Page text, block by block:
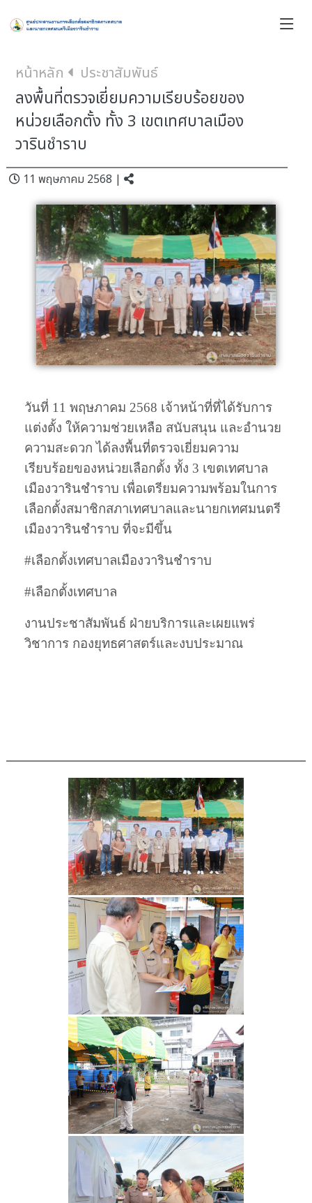
หน้าหลัก ประชาสัมพันธ์
ลงพื้นที่ตรวจเยี่ยมความเรียบร้อยของ
หน่วยเลือกตั้ง ทั้ง 3 เขตเทศบาลเมือง
วารินชำราบ
11 พฤษภาคม 2568 |
วันที่ 11 พฤษภาคม 2568 เจ้าหน้าที่ที่ได้รับการ
แต่งตั้ง ให้ความช่วยเหลือ สนับสนุน และอำนวย
ความสะดวก ได้ลงพื้นที่ตรวจเยี่ยมความ
เรียบร้อยของหน่วยเลือกตั้ง ทั้ง 3 เขตเทศบาล
เมืองวารินชำราบ เพื่อเตรียมความพร้อมในการ
เลือกตั้งสมาชิกสภาเทศบาลและนายกเทศมนตรี
เมืองวารินชำราบ ที่จะมีขึ้น
#เลือกตั้งเทศบาลเมืองวารินชำราบ
#เลือกตั้งเทศบาล
งานประชาสัมพันธ์ ฝ่ายบริการและเผยแพร่
วิชาการ กองยุทธศาสตร์และงบประมาณ